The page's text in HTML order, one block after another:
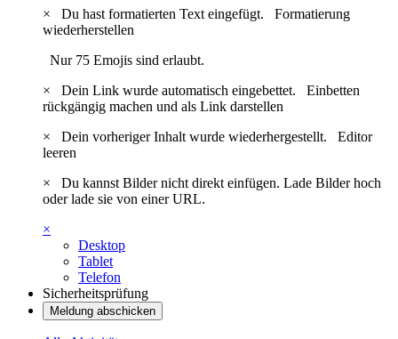
×
Du hast formatierten Text eingefügt. Formatierung
wiederherstellen
Nur 75 Emojis sind erlaubt.
×
Dein Link wurde automatisch eingebettet. Einbetten
rückgängig machen und als Link darstellen
×
Dein vorheriger Inhalt wurde wiederhergestellt. Editor
leeren
×
Du kannst Bilder nicht direkt einfügen. Lade Bilder hoch
oder lade sie von einer URL.
×
Desktop
Tablet
Telefon
Sicherheitsprüfung
Meldung abschicken